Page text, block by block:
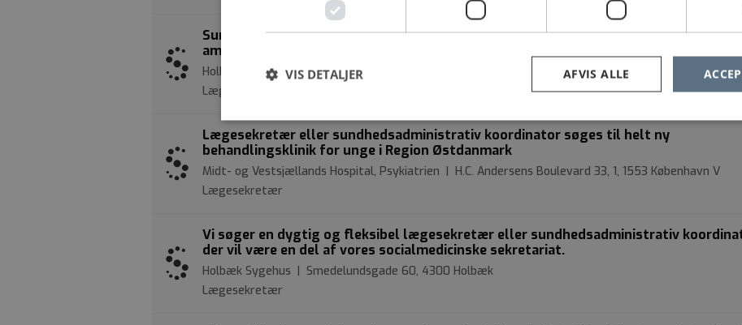
Sundhedsadministrativ koordinator/lægesekretær til Gastroenterologisk
ambulatorium på Holbæk Sygehus
Holbæk Sygehus | Smedelundsgade 60, 4300 Holbæk
Lægesekretær
Lægesekretær eller sundhedsadministrativ koordinator søges til helt ny
behandlingsklinik for unge i Region Østdanmark
Midt- og Vestsjællands Hospital, Psykiatrien | H.C. Andersens Boulevard 33, 1, 1553 København V
Lægesekretær
Vi søger en dygtig og fleksibel lægesekretær eller sundhedsadministrativ
der vil være en del af vores socialmedicinske sekretariat.
Holbæk Sygehus | Smedelundsgade 60, 4300 Holbæk
Lægesekretær
AFVIS ALLE
VIS DETALJER